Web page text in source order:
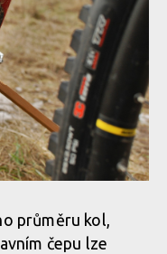
průměru kol,
čepu lze